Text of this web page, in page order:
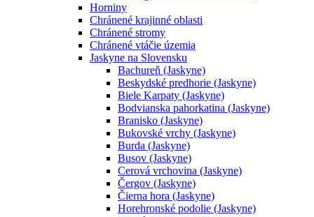
Horniny
Chránené krajinné oblasti
Chránené stromy
Chránené vtáčie územia
Jaskyne na Slovensku
Bachureň (Jaskyne)
Beskydské predhorie (Jaskyne)
Biele Karpaty (Jaskyne)
Bodvianska pahorkatina (Jaskyne)
Branisko (Jaskyne)
Bukovské vrchy (Jaskyne)
Burda (Jaskyne)
Busov (Jaskyne)
Cerová vrchovina (Jaskyne)
Čergov (Jaskyne)
Čierna hora (Jaskyne)
Horehronské podolie (Jaskyne)